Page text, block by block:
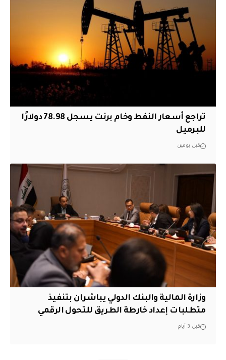
تراجع أسعار النفط وخام برنت يسجل 78.98 دولارًا
للبرميل
قبل يومين
وزارة المالية والبنك الدولي يباشران بتنفيذ
متطلبات إعداد خارطة الطريق للتحول الرقمي
قبل 3 أيام